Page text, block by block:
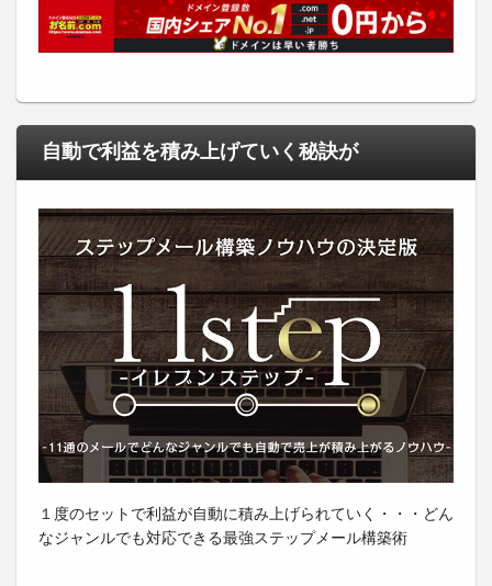
自動で利益を積み上げていく秘訣が
１度のセットで利益が自動に積み上げられていく・・・どん
なジャンルでも対応できる最強ステップメール構築術